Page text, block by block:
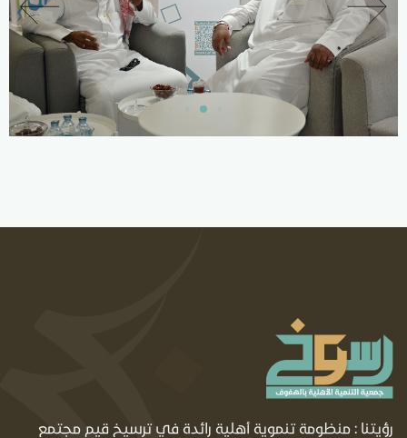
رؤيتنا : منظومة تنموية أهلية رائدة في ترسيخ قيم مجتمع